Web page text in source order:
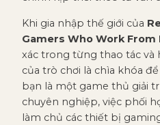
Khi gia nhập thế giới của
Gamers Who Work From
xác trong từng thao tác và
của trò chơi là chìa khóa
bạn là một game thủ giải
chuyên nghiệp, việc phối
làm chủ các thiết bị